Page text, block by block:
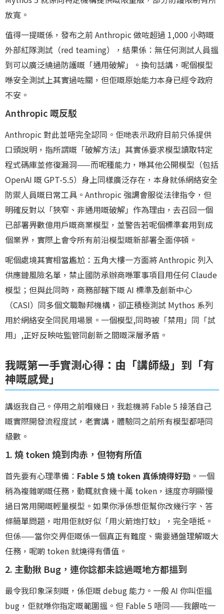
放寬。
值得一提嘅係，發布之前 Anthropic 做咗超過 1,000 小時嘅
外部紅隊測試（red teaming），結果係：無任何測試人員搵
到可以廣泛繞過防護嘅「通用破解」。換句話講，呢個模型
喺安全測試上其實過咗關，但佢嘅原始能力本身已經令政府
不安。
Anthropic 嘅反駁
Anthropic 對此並唔完全認同。佢哋表示政府目前只係提供
口頭說明，指所謂嘅「破解方法」其實係要求模型讀取特定
程式碼庫並修復漏洞——而呢種能力，喺其他公開模型（包括
OpenAI 嘅 GPT-5.5）身上同樣廣泛存在，本身就係網絡安全
防禦人員嘅日常工具。Anthropic 強調會服從法律指令，但
明確反對以「狹窄、非通用嘅破解」作為理由，去召回一個
已部署畀數億用戶嘅商業模型，並警告若呢個標準套用到成
個業界，實際上會令所有前沿模型嘅新部署全面停頓。
呢個處境其實相當尷尬：五角大樓一方面將 Anthropic 列入
供應鏈風險名單，禁止國防承辦商喺軍事項目用任何 Claude
模型；但與此同時，商務部轄下嘅 AI 標準及創新中心
（CASI）同多個文職聯邦機構，卻正積極測試 Mythos 系列
用於網絡安全同民用場景。一個模型,同時被「禁用」同「試
用」,正好反映咗監管同創新之間嘅深層矛盾。
我嘅第一手實測心得：由「講師級」到「有
神嘅感覺」
講返我自己。停用之前嗰幾日，我趁機將 Fable 5 接落自己
嘅實際開發流程度試，老實講，體驗同之前所有模型都唔同
級數。
1. 燒 token 燒到肉赤，但物有所值
首先要有心理準備： Fable 5 燒 token 真係燒得好勁 。一個
稍為複雜啲嘅任務，動輒就食幾十萬 token，速度亦明顯慢
過日常用開嘅輕量模型。如果你淨係想佢幫你改幾行字、答
條簡單問題，咁用佢就好似「用火箭炮打蚊」，完全唔抵。
但係——當你交畀佢嘅係一個真正有難度、需要通盤理解嘅大
任務，呢啲 token 就燒得有價值。
2. 主動揪 Bug，連你諗都未諗過嘅地方都搵到
最令我印象深刻嘅，係佢嘅 debug 能力。一般 AI 你叫佢搵
bug，佢就喺你指定嘅範圍搵。但 Fable 5 唔同——我餵咗一